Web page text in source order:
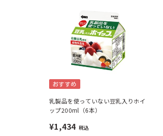
おすすめ
乳製品を使っていない豆乳入りホイ
ップ200ml（6本）
¥1,434 税込